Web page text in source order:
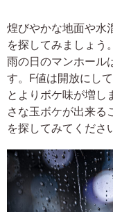
煌びやかな地面や水
を探してみましょう。
雨の日のマンホール
す。F値は開放にし
とよりボケ味が増し
さな玉ボケが出来る
を探してみてくださ